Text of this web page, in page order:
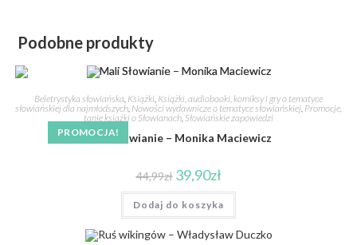
Podobne produkty
PROMOCJA!
Beletrystyka słowiańska, Książki, Książki, audiobooki, komiksy i gry o tematyce
słowiańskiej dla najmłodszych, Nowości wydawnicze o tematyce słowiańskiej, Promocje,
tanie książki o Słowianach, Słowiańskie zapowiedzi
Mali Słowianie – Monika Maciewicz
44,99zł 39,90zł
Dodaj do koszyka